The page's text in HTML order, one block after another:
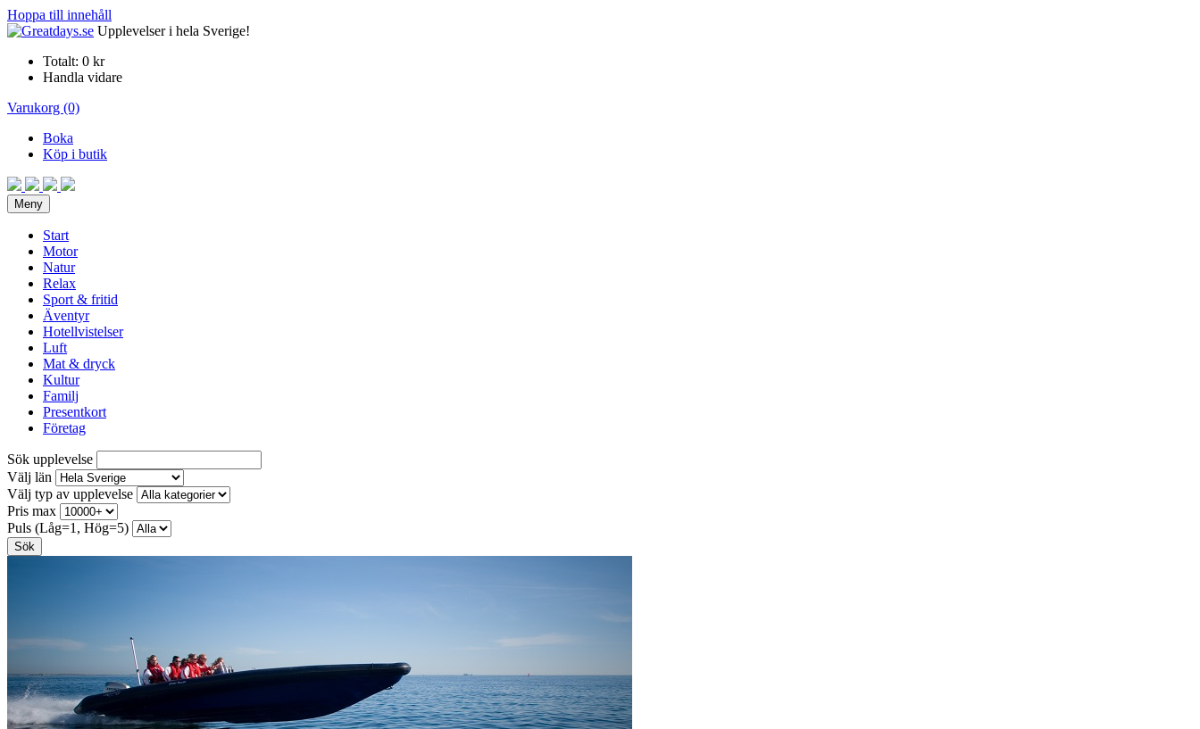
Hoppa till innehåll
Upplevelser i hela Sverige!
Totalt: 0 kr
Handla vidare
Varukorg (0)
Boka
Köp i butik
Meny
Start
Motor
Natur
Relax
Sport & fritid
Äventyr
Hotellvistelser
Luft
Mat & dryck
Kultur
Familj
Presentkort
Företag
Sök upplevelse
Välj län
Välj typ av upplevelse
Pris max
Puls (Låg=1, Hög=5)